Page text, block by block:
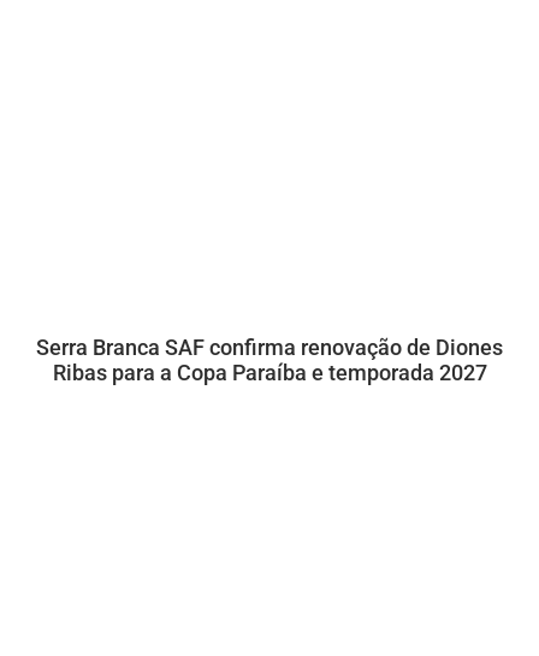
Serra Branca SAF confirma renovação de Diones
Ribas para a Copa Paraíba e temporada 2027